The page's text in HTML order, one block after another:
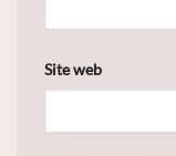
Site web